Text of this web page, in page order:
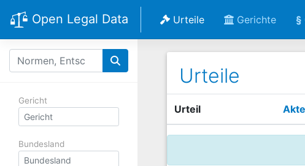
Open Legal Data Urteile Gerichte §
Gericht
Bundesland
Urteile
Urteil